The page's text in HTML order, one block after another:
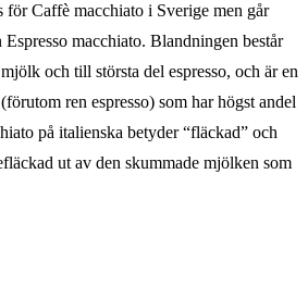
Caffè macchiato i Sverige men går
macchiato. Blandningen består
och till största del espresso, och är en
ren espresso) som har högst andel
på italienska betyder “fläckad” och
ut av den skummade mjölken som